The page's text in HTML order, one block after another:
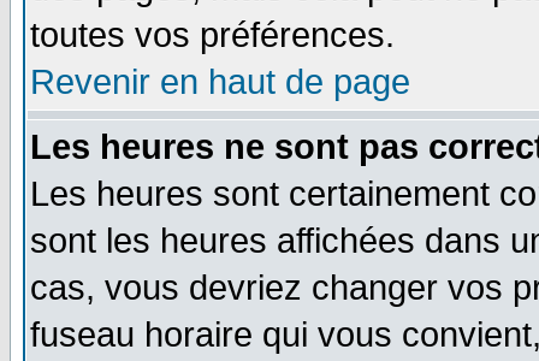
toutes vos préférences.
Revenir en haut de page
Les heures ne sont pas
Les heures sont certainement
sont les heures affichées dans
cas, vous devriez changer vos
fuseau horaire qui vous